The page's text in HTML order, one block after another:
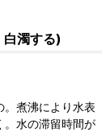
濁する)
。煮沸により水表
。水の滞留時間が